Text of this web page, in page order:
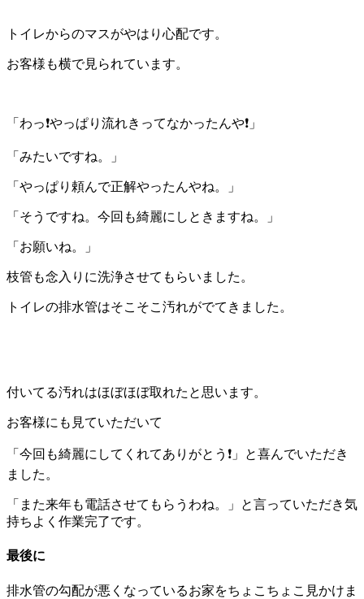
トイレからのマスがやはり心配です。
お客様も横で見られています。
「わっ❗やっぱり流れきってなかったんや❗」
「みたいですね。」
「やっぱり頼んで正解やったんやね。」
「そうですね。今回も綺麗にしときますね。」
「お願いね。」
枝管も念入りに洗浄させてもらいました。
トイレの排水管はそこそこ汚れがでてきました。
付いてる汚れはほぼほぼ取れたと思います。
お客様にも見ていただいて
「今回も綺麗にしてくれてありがとう❗」と喜んでいただき
ました。
「また来年も電話させてもらうわね。」と言っていただき気
持ちよく作業完了です。
最後に
排水管の勾配が悪くなっているお家をちょこちょこ見かけま